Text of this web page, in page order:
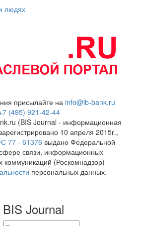
людях
присылайте на info@ib-bank.ru
(495) 921-42-44
(BIS Journal - информационная
10 апреля 2015г.,
77 - 61376 выдано Федеральной
связи, информационных
коммуникаций (Роскомнадзор)
персональных данных.
Journal